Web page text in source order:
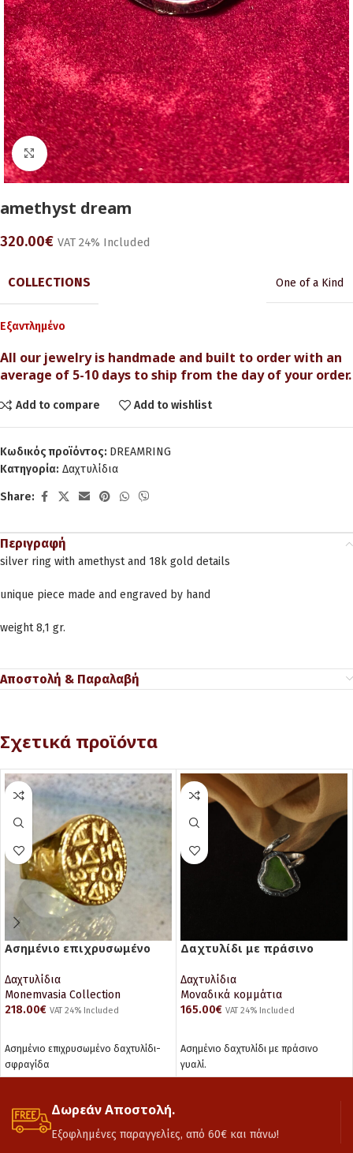
Click to enlarge
amethyst dream
320.00€ VAT 24% Included
COLLECTIONS One of a Kind
Εξαντλημένο
All our jewelry is handmade and built to order with an
average of 5-10 days to ship from the day of your order.
Add to compare Add to wishlist
Κωδικός προϊόντος: DREAMRING
Κατηγορία: Δαχτυλίδια
Share:
Περιγραφή
silver ring with amethyst and 18k gold details
unique piece made and engraved by hand
weight 8,1 gr.
Αποστολή & Παραλαβή
Σχετικά προϊόντα
Ασημένιο επιχρυσωμένο
Βοτανειάτη
Δαχτυλίδια
Monemvasia Collection
218.00€ VAT 24% Included
Ασημένιο επιχρυσωμένο δαχτυλίδι-
σφραγίδα
Δαχτυλίδι με πράσινο
Δαχτυλίδια
Μοναδικά κομμάτια
165.00€ VAT 24% Included
Ασημένιο δαχτυλίδι με πράσινο
γυαλί.
Δωρεάν Αποστολή.
Εξοφλημένες παραγγελίες, από 60€ και πάνω!